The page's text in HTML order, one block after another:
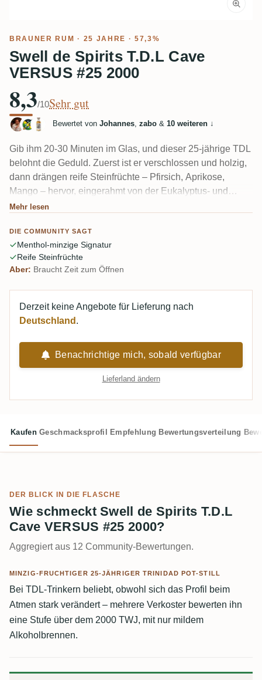
BRAUNER RUM · 25 JAHRE · 57,3%
Swell de Spirits T.D.L Cave
VERSUS #25 2000
8,3/10Sehr gut
Bewertet von Johannes, zabo & 10 weiteren ↓
Gib ihm 20-30 Minuten im Glas, und dieser 25-jährige TDL
belohnt die Geduld. Zuerst ist er verschlossen und holzig,
dann drängen reife Steinfrüchte – Pfirsich, Aprikose,
Mango – hervor, eingerahmt von der Eukalyptus- und
Minznote, die diese Trinidad-Pot-Stills auszeichnet.
Das extra Holz durch die lange Reifung passt hier gut, und
bei 57 % bleibt der Alkohol erstaunlich sauber.
Mehr lesen
DIE COMMUNITY SAGT
Menthol-minzige Signatur
Reife Steinfrüchte
Aber: Braucht Zeit zum Öffnen
Derzeit keine Angebote für Lieferung nach
Deutschland .
Benachrichtige mich, sobald verfügbar
Lieferland ändern
Kaufen Geschmacksprofil Empfehlung Bewertungsverteilung
DER BLICK IN DIE FLASCHE
Wie schmeckt Swell de Spirits T.D.L
Cave VERSUS #25 2000?
Aggregiert aus 12 Community-Bewertungen.
MINZIG-FRUCHTIGER 25-JÄHRIGER TRINIDAD POT-STILL
Bei TDL-Trinkern beliebt, obwohl sich das Profil beim
Atmen stark verändert – mehrere Verkoster bewerten ihn
eine Stufe über dem 2000 TWJ, mit nur mildem
Alkoholbrennen.